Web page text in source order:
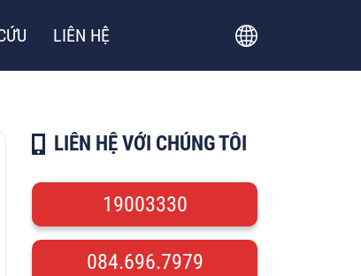
LIÊN HỆ
LIÊN HỆ VỚI CHÚNG TÔI
19003330
084.696.7979